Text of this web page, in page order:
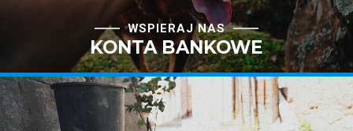
WSPIERAJ NAS
KONTA BANKOWE